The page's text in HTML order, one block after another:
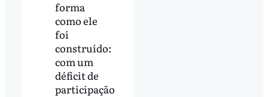
forma
como ele
foi
construído:
com um
déficit de
participação